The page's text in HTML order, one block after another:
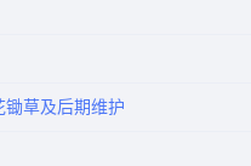
锄草及后期维护